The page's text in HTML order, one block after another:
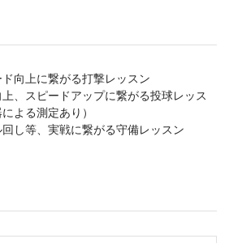
ド向上に繋がる打撃レッスン
上、スピードアップに繋がる投球レッス
よる測定あり）
回し等、実戦に繋がる守備レッスン